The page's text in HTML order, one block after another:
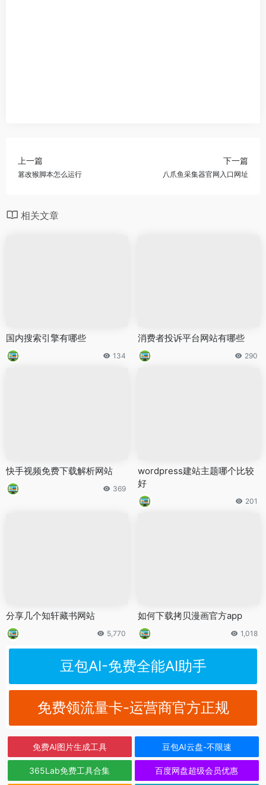
上一篇
篡改猴脚本怎么运行
下一篇
八爪鱼采集器官网入口网址
相关文章
国内搜索引擎有哪些
134
消费者投诉平台网站有哪些
290
快手视频免费下载解析网站
369
wordpress建站主题哪个比较
好
201
分享几个知轩藏书网站
5,770
如何下载拷贝漫画官方app
1,018
豆包AI-免费全能AI助手
免费领流量卡-运营商官方正规
免费AI图片生成工具 豆包AI云盘-不限速
365Lab免费工具合集 百度网盘超级会员优惠